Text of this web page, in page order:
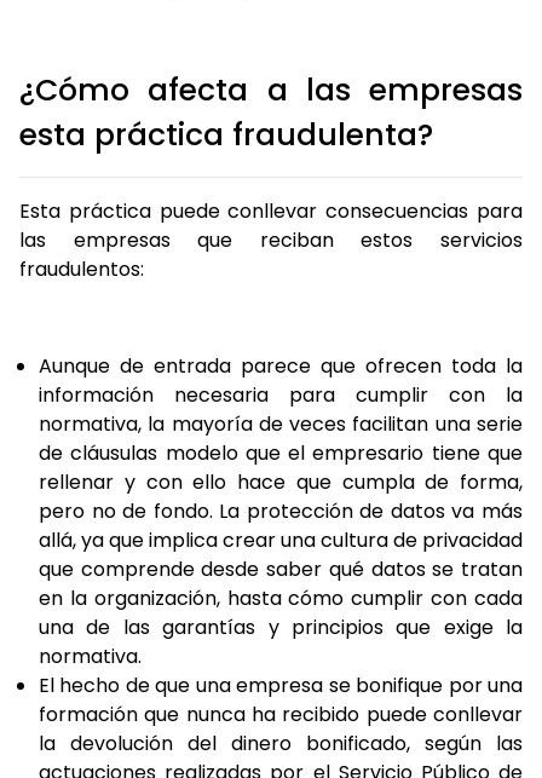
¿Cómo afecta a las empresas
esta práctica fraudulenta?
Esta práctica puede conllevar consecuencias para
las empresas que reciban estos servicios
fraudulentos:
Aunque de entrada parece que ofrecen toda la
información necesaria para cumplir con la
normativa, la mayoría de veces facilitan una serie
de cláusulas modelo que el empresario tiene que
rellenar y con ello hace que cumpla de forma,
pero no de fondo. La protección de datos va más
allá, ya que implica crear una cultura de privacidad
que comprende desde saber qué datos se tratan
en la organización, hasta cómo cumplir con cada
una de las garantías y principios que exige la
normativa.
El hecho de que una empresa se bonifique por una
formación que nunca ha recibido puede conllevar
la devolución del dinero bonificado, según las